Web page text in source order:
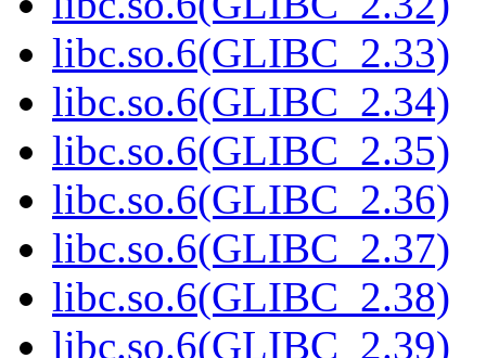
libc.so.6(GLIBC_2.33)
libc.so.6(GLIBC_2.34)
libc.so.6(GLIBC_2.35)
libc.so.6(GLIBC_2.36)
libc.so.6(GLIBC_2.37)
libc.so.6(GLIBC_2.38)
libc.so.6(GLIBC_2.39)